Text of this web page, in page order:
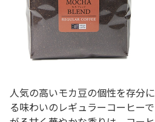
人気の高いモカ豆の個性を存分
る味わいのレギュラーコーヒー